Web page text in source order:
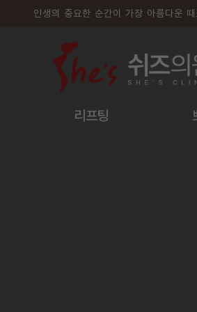
인생의 중요한 순간이 가장 아름다운
리프팅